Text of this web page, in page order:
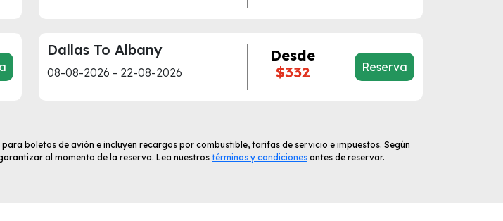
Dallas To Albany
08-08-2026 - 22-08-2026
Desde
$332
Reserva
boletos de avión e incluyen recargos por combustible, tarifas de servicio e impuestos. Según
al momento de la reserva. Lea nuestros términos y condiciones antes de reservar.